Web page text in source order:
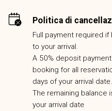
Politica di
Full payment required
to your arrival.
A 50% deposit
booking for all
days of your arrival date.
The remaining balance
your arrival date